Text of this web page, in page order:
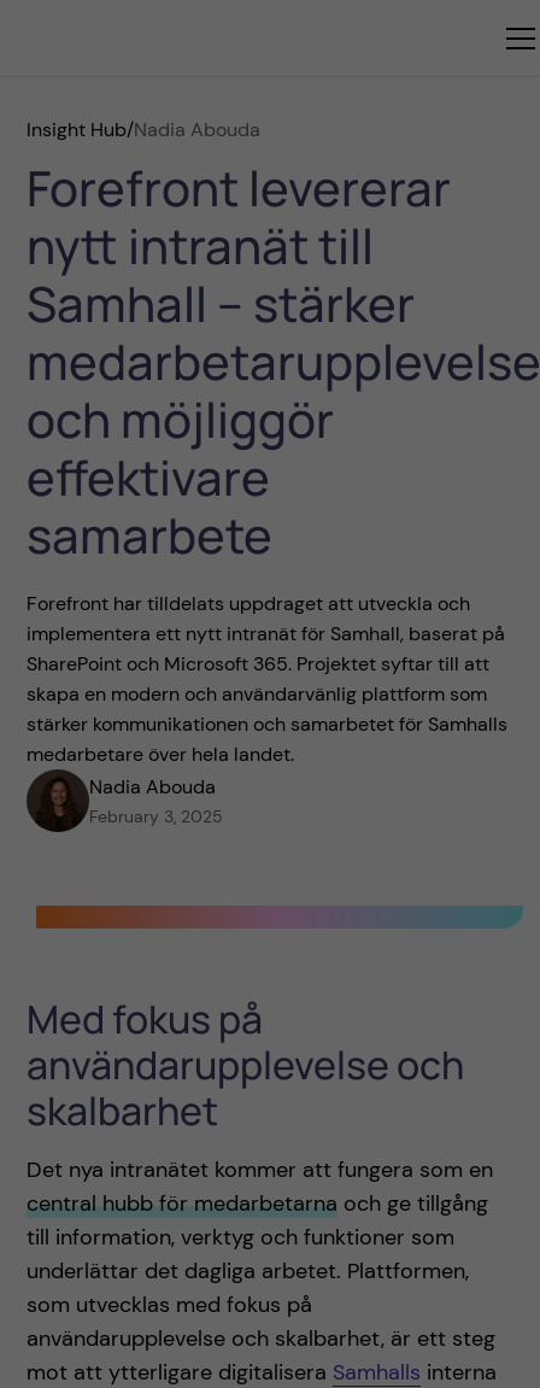
Insight Hub/Nadia Abouda
Forefront levererar
nytt intranät till
Samhall – stärker
och möjliggör
effektivare
samarbete
Forefront har tilldelats uppdraget att utveckla och
implementera ett nytt intranät för Samhall, baserat på
SharePoint och Microsoft 365. Projektet syftar till att
skapa en modern och användarvänlig plattform som
stärker kommunikationen och samarbetet för Samhalls
medarbetare över hela landet.
Nadia Abouda
February 3, 2025
Med fokus på
användarupplevelse och
skalbarhet
Det nya intranätet kommer att fungera som en
central hubb för medarbetarna och ge tillgång
till information, verktyg och funktioner som
underlättar det dagliga arbetet. Plattformen,
som utvecklas med fokus på
användarupplevelse och skalbarhet, är ett steg
mot att ytterligare digitalisera Samhalls interna